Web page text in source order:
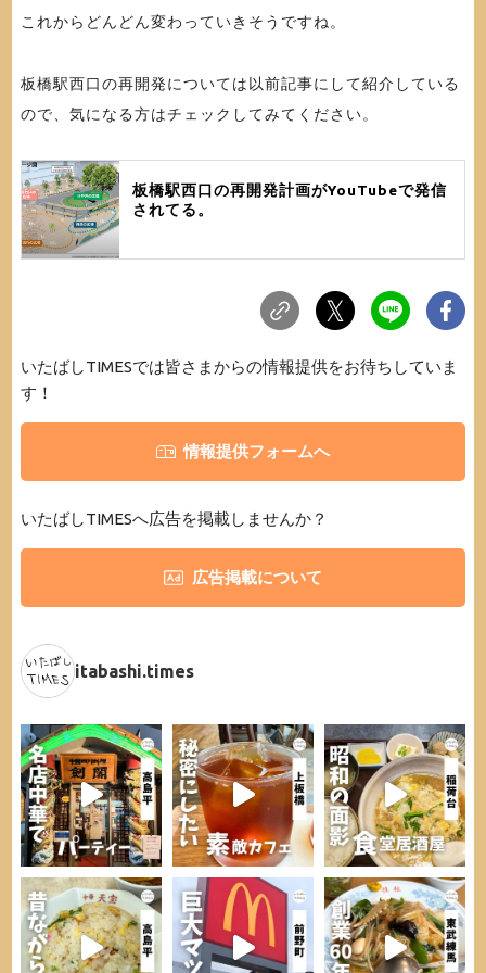
これからどんどん変わっていきそうですね。
板橋駅西口の再開発については以前記事にして紹介している
ので、気になる方はチェックしてみてください。
板橋駅西口の再開発計画がYouTubeで発信
されてる。
いたばしTIMESでは皆さまからの情報提供をお待ちしていま
す！
情報提供フォームへ
いたばしTIMESへ広告を掲載しませんか？
広告掲載について
itabashi.times